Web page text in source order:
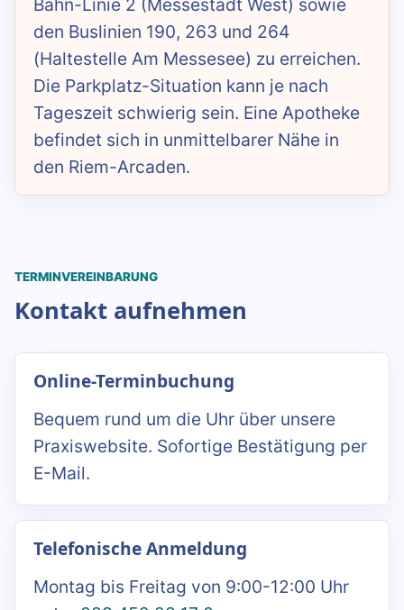
den Buslinien 190, 263 und 264
(Haltestelle Am Messesee) zu erreichen.
Die Parkplatz-Situation kann je nach
Tageszeit schwierig sein. Eine Apotheke
befindet sich in unmittelbarer Nähe in
den Riem-Arcaden.
TERMINVEREINBARUNG
Kontakt aufnehmen
Online-Terminbuchung
Bequem rund um die Uhr über unsere
Praxiswebsite. Sofortige Bestätigung per
E-Mail.
Telefonische Anmeldung
Montag bis Freitag von 9:00-12:00 Uhr